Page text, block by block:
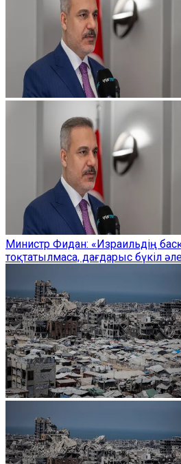
Министр Фидан: «Израильдің
тоқтатылмаса, дағдарыс бүкіл